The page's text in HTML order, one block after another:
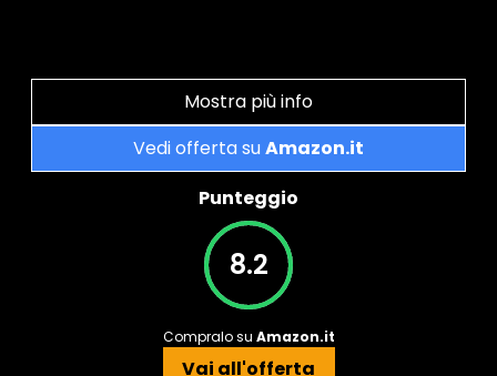
Mostra più info
Vedi offerta suAmazon.it
Punteggio
8.2
Compralo su Amazon.it
Vai all'offerta